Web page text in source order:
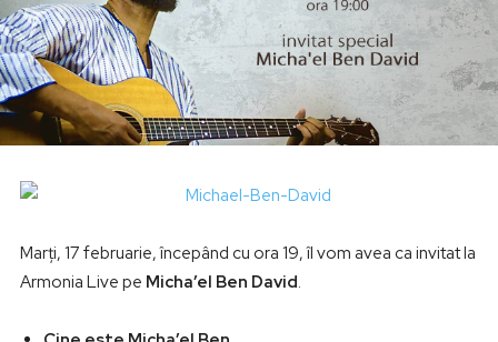
Marți, 17 februarie, începând cu ora 19, îl vom avea ca invitat la
Armonia Live pe Micha’el Ben David.